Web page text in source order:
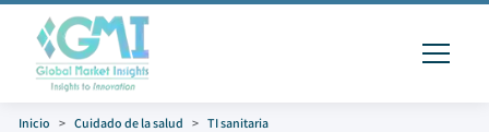
Inicio Cuidado de la salud
TI sanitaria